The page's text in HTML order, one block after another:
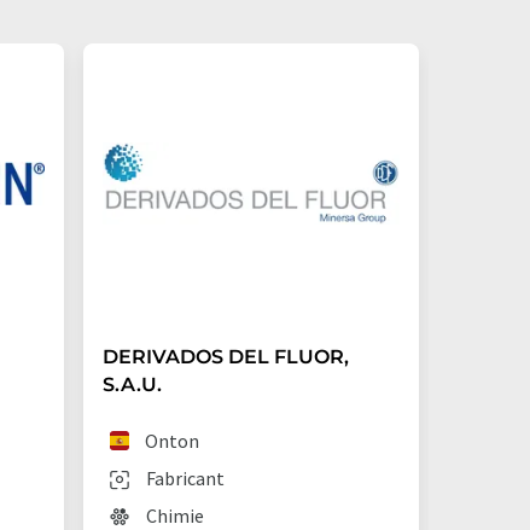
DERIVADOS DEL FLUOR,
S.A.U.
Fabricant
Onton
Chimie